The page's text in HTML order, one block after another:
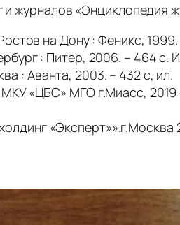
журналов «Энциклопедия
на Дону : Феникс, 1999.
: Питер, 2006. – 464 с.
: Аванта, 2003. – 432 с, ил.
«ЦБС» МГО г.Миасс,
«Эксперт»».г.Москва